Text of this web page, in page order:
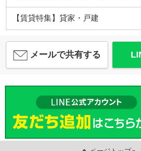
【賃貸特集】貸家・戸建
メールで共有する